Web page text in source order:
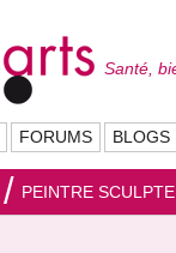
Santé,
FORUMS BLOGS
PEINTRE